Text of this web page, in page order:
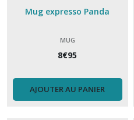
Mug expresso Panda
MUG
8€95
AJOUTER AU PANIER